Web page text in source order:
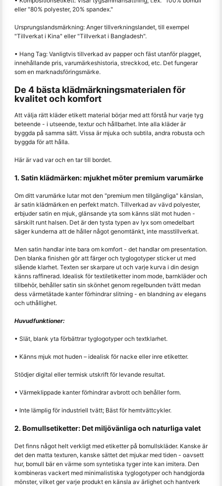
eller "80% polyester, 20% spandex."
Ursprungslandsmärkning: Anger tillverkningslandet, till exempel
"Tillverkat i Kina" eller "Tillverkat i Bangladesh".
• Hang Tag: Vanligtvis tillverkad av papper och fäst utanför plagget,
innehållande pris, varumärkeshistoria, streckkod, etc. Det fungerar
som en marknadsföringsmärke.
De 4 bästa klädmärkningsmaterialen för
kvalitet och komfort
Att välja rätt kläder etikett material börjar med att förstå hur varje tyg
beteende - i utseende, textur och hållbarhet. Inte alla kläder är
byggda på samma sätt. Vissa är mjuka och subtila, andra robusta och
byggda för att hålla.
Här är vad var och en tar till bordet.
1. Satin klädmärken: mjukhet möter premium varumärke
Om ditt varumärke lutar mot den "premium men tillgängliga" känslan,
är satin klädmärken en perfekt match. Tillverkad av vävd polyester,
erbjuder satin en mjuk, glänsande yta som känns slät mot huden -
särskilt runt halsen. Det är den tysta typen av lyx som omedelbart
säger kunderna att de håller något genomtänkt, inte masstillverkat.
Men satin handlar inte bara om komfort - det handlar om presentation.
Den blanka finishen gör att färger och tyglogotyper sticker ut med
slående klarhet. Texten ser skarpare ut och varje kurva i din design
känns raffinerad. Idealisk för textiletiketter inom mode, barnkläder och
tillbehör, behåller satin sin skönhet genom regelbunden tvätt medan
dess värmetätade kanter förhindrar slitning - en blandning av elegans
och uthållighet.
Huvudfunktioner:
• Slät, blank yta förbättrar tyglogotyper och textklarhet.
• Känns mjuk mot huden – idealisk för nacke eller inre etiketter.
Stödjer digital eller termisk utskrift för levande resultat.
• Värmeklippade kanter förhindrar avbrott och behåller form.
• Inte lämplig för industriell tvätt; Bäst för hemtvättcykler.
2. Bomullsetiketter: Det miljövänliga och naturliga valet
Det finns något helt verkligt med etiketter på bomullskläder. Kanske är
det den matta texturen, kanske sättet det mjukar med tiden - oavsett
hur, bomull bär en värme som syntetiska tyger inte kan imitera. Den
kombineras vackert med minimalistiska tyglogotyper och handgjorda
mönster, vilket ger varje produkt en känsla av ärlighet och hantverk